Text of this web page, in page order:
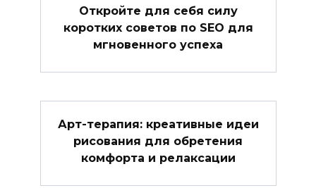
Откройте для себя силу
коротких советов по SEO для
мгновенного успеха
Арт-терапия: креативные идеи
рисования для обретения
комфорта и релаксации